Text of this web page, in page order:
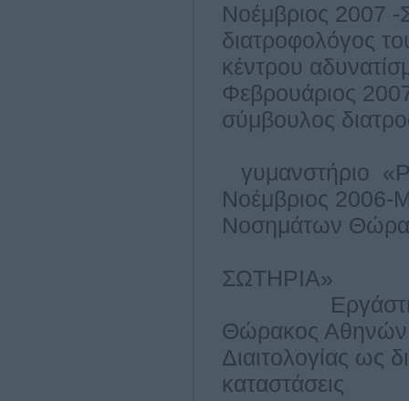
Νοέμβριος 2007
κέντρου
Φεβρουάριος
σύμβουλος
γυμανστήριο
Νοέμβριος
Νοσημάτων
ΣΩΤΗΡΙΑ»
Εργάστηκα
Θώρακος Αθηνών
Διαιτολογίας ως
καταστάσεις